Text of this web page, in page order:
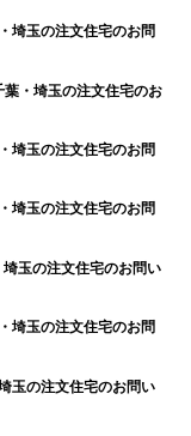
埼玉の注文住宅のお問
葉・埼玉の注文住宅のお
埼玉の注文住宅のお問
埼玉の注文住宅のお問
玉の注文住宅のお問い
埼玉の注文住宅のお問
玉の注文住宅のお問い